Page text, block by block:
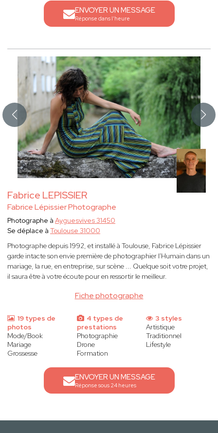
ENVOYER UN MESSAGE
Réponse dans l'heure
Fabrice LEPISSIER
Fabrice Lépissier Photographe
Fiche photographe
Photographe à Ayguesvives 31450
Se déplace à Toulouse 31000
Photographe depuis 1992, et installé à Toulouse, Fabrice Lépissier
garde intacte son envie première de photographier l'Humain dans un
mariage, la rue, en entreprise, sur scène ... Quelque soit votre projet,
il saura être à votre écoute pour en ressortir le meilleur.
19 types de
photos
Mode/Book
Mariage
Grossesse
4 types de
prestations
Photographie
Drone
Formation
3 styles
Artistique
Traditionnel
Lifestyle
ENVOYER UN MESSAGE
Réponse sous 24 heures